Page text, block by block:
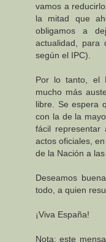
vamos a
la mitad que
obligamos a
actualidad, para
según el IPC).
Por lo tanto, el
mucho más
libre. Se espera
con la de la
fácil
actos oficiales,
de la Nación a
Deseamos
todo, a quien
¡Viva España!
Nota: este